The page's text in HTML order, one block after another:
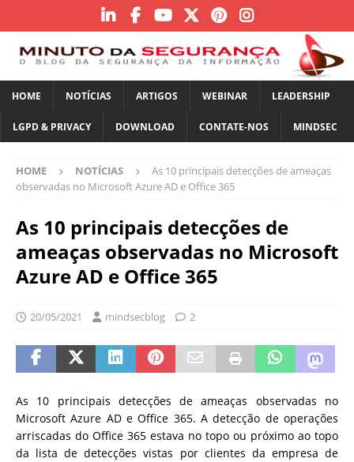
HOME NOTÍCIAS ARTIGOS WEBINAR LEADERSHIP
LGPD & PRIVACY DOWNLOAD CONTATE-NOS MINDSEC
HOME NOTÍCIAS
As 10 principais detecções de ameaças
observadas no Microsoft Azure AD e Office 365
As 10 principais detecções de
ameaças observadas no Microsoft
Azure AD e Office 365
20/05/2021 mindsecblog 2
As 10 principais detecções de ameaças observadas no
Microsoft Azure AD e Office 365. A detecção de operações
arriscadas do Office 365 estava no topo ou próximo ao topo
da lista de detecções vistas por clientes da empresa de